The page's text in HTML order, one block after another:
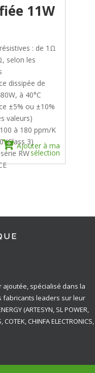
11W
: de 1Ω
selon les
dissipée de
à 40°C
±5% ou ±10%
valeurs)
à 180 ppm/K
(Class 3)
RW
Ajouter à ma
sélection
spécialisé dans la
fabricants leaders sur leur
(ARTESYN, SL POWER,
COTEK, CHINFA ELECTRONICS,